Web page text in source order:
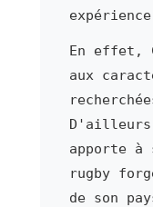
En effet,
aux
apporte à
rugby
de son